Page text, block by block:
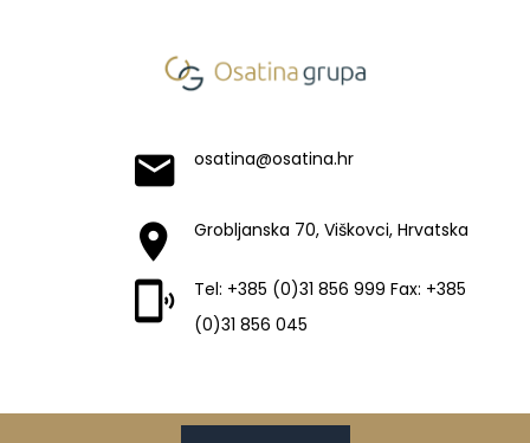
osatina@osatina.hr
Grobljanska 70, Viškovci, Hrvatska
Tel: +385 (0)31 856 999 Fax: +385
(0)31 856 045